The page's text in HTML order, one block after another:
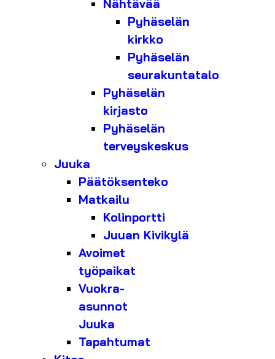
Nähtävää
Pyhäselän
kirkko
Pyhäselän
seurakuntatalo
Pyhäselän
kirjasto
Pyhäselän
terveyskeskus
Juuka
Päätöksenteko
Matkailu
Kolinportti
Juuan Kivikylä
Avoimet
työpaikat
Vuokra-
asunnot
Juuka
Tapahtumat